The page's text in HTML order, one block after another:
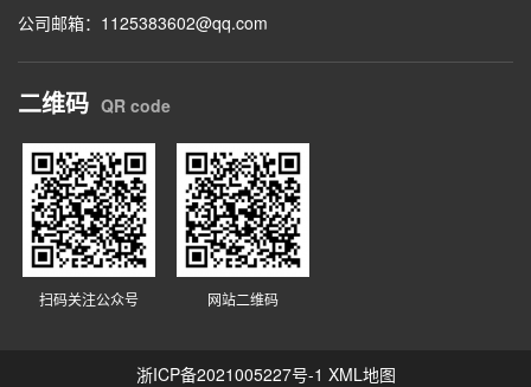
公司邮箱：1125383602@qq.com
二维码 QR code
扫码关注公众号 网站二维码
浙ICP备2021005227号-1 XML地图